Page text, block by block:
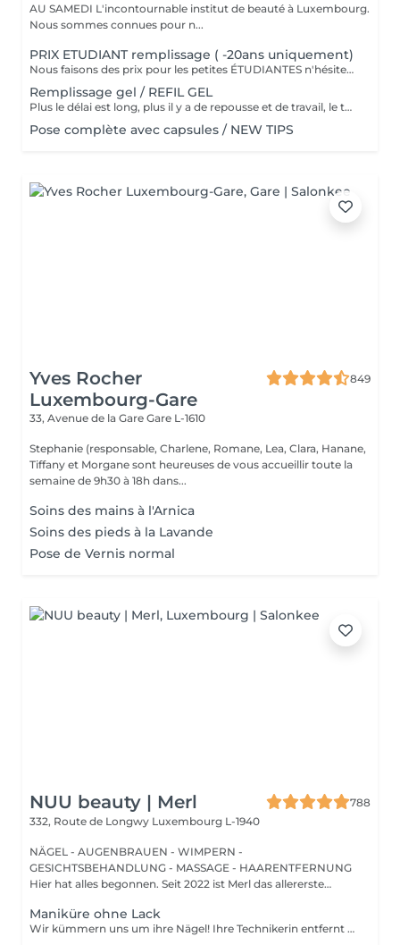
AU SAMEDI L'incontournable institut de beauté à Luxembourg.
Nous sommes connues pour n...
PRIX ETUDIANT remplissage ( -20ans uniquement)
Nous faisons des prix pour les petites ÉTUDIANTES n'hésitez pas a passer
Remplissage gel / REFIL GEL
Plus le délai est long, plus il y a de repousse et de travail, le tarif s'adapte donc au temps écoulé depuis votre dernier rendez-vous. Merci de choisir le remplissage adapté
Pose complète avec capsules / NEW TIPS
Yves Rocher
Luxembourg-Gare
849
33, Avenue de la Gare Gare L-1610
Stephanie (responsable, Charlene, Romane, Lea, Clara, Hanane,
Tiffany et Morgane sont heureuses de vous accueillir toute la
semaine de 9h30 à 18h dans...
Soins des mains à l'Arnica
Soins des pieds à la Lavande
Pose de Vernis normal
NUU beauty | Merl
788
332, Route de Longwy Luxembourg L-1940
NÄGEL - AUGENBRAUEN - WIMPERN -
GESICHTSBEHANDLUNG - MASSAGE - HAARENTFERNUNG
Hier hat alles begonnen. Seit 2022 ist Merl das allererste
Maniküre ohne Lack
Wir kümmern uns um ihre Nägel! Ihre Technikerin entfernt sanft abgestorbene hautzellen, feilt und formt ihre Nägel und poliert die oberfläche für ein glattes, natürliches finish. Unsere meister bieten kantige, hardware- oder kombinierte manicures an, je nach ihren wünschen. Wie wird eine manicure ohne nagellack durchgeführt? - raue haut wird sanft entfernt - die form der nagelplatte wird behutsam korrigiert - die Nagelhaut und seitlichen ränder werden sorgfältig bearbeitet - Nagelhautöl und handcreme werden aufgetragen, um zu pflegen und zu hydratisieren Altersbeschränkung: empfohlen ab 14 Jahren. Nachbehandlungsempfehlungen: es sind keine speziellen Nachbehandlungen erforderlich. Häufigkeit: alle 3 Wochen.